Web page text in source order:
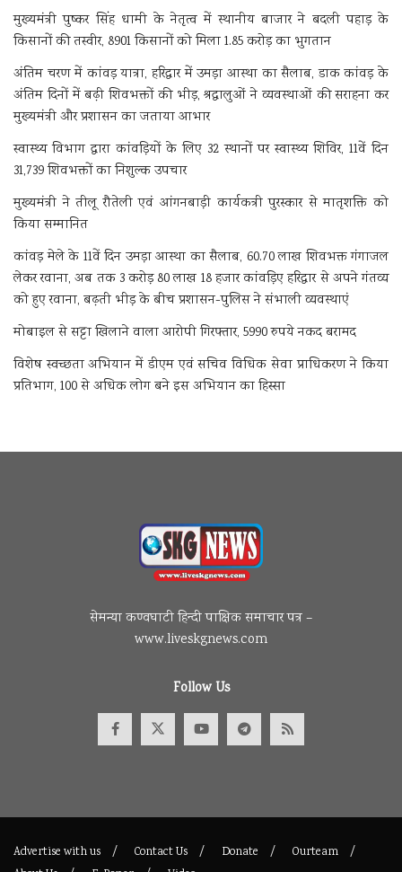
मुख्यमंत्री पुष्कर सिंह धामी के नेतृत्व में स्थानीय बाजार ने बदली पहाड़ के
किसानों की तस्वीर, 8901 किसानों को मिला 1.85 करोड़ का भुगतान
अंतिम चरण में कांवड़ यात्रा, हरिद्वार में उमड़ा आस्था का सैलाब, डाक कांवड़ के
अंतिम दिनों में बढ़ी शिवभक्तों की भीड़, श्रद्धालुओं ने व्यवस्थाओं की सराहना कर
मुख्यमंत्री और प्रशासन का जताया आभार
स्वास्थ्य विभाग द्वारा कांवड़ियों के लिए 32 स्थानों पर स्वास्थ्य शिविर, 11वें दिन
31,739 शिवभक्तों का निशुल्क उपचार
मुख्यमंत्री ने तीलू रौतेली एवं आंगनबाड़ी कार्यकत्री पुरस्कार से मातृशक्ति को
किया सम्मानित
कांवड़ मेले के 11वें दिन उमड़ा आस्था का सैलाब, 60.70 लाख शिवभक्त गंगाजल
लेकर रवाना, अब तक 3 करोड़ 80 लाख 18 हजार कांवड़िए हरिद्वार से अपने गंतव्य
को हुए रवाना, बढ़ती भीड़ के बीच प्रशासन-पुलिस ने संभाली व्यवस्थाएं
मोबाइल से सट्टा खिलाने वाला आरोपी गिरफ्तार, 5990 रुपये नकद बरामद
विशेष स्वच्छता अभियान में डीएम एवं सचिव विधिक सेवा प्राधिकरण ने किया
प्रतिभाग, 100 से अधिक लोग बने इस अभियान का हिस्सा
सेमन्या कण्वघाटी हिन्दी पाक्षिक समाचार पत्र –
www.liveskgnews.com
Follow Us
Advertise with us Contact Us Donate
Ourteam